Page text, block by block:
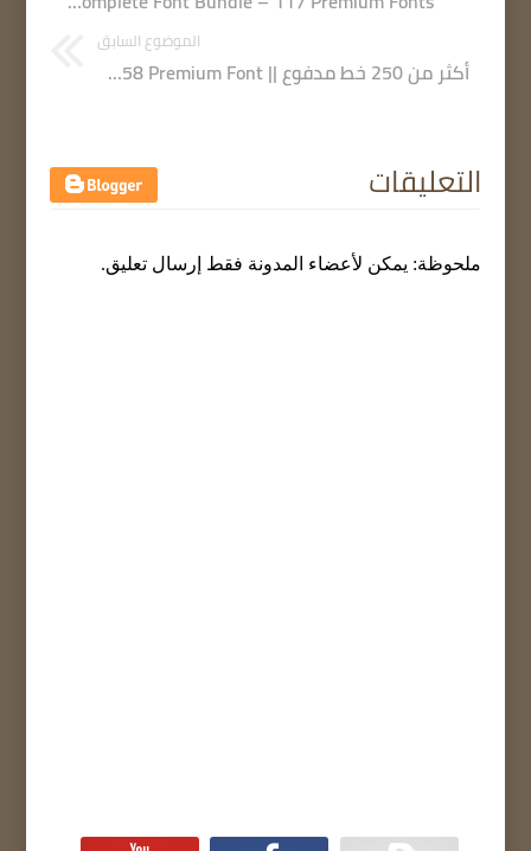
الموضوع السابق
أكثر من 250 خط مدفوع || Super Collection Font Bundle – 258 Premium Font
التعليقات
ملحوظة: يمكن لأعضاء المدونة فقط إرسال تعليق.